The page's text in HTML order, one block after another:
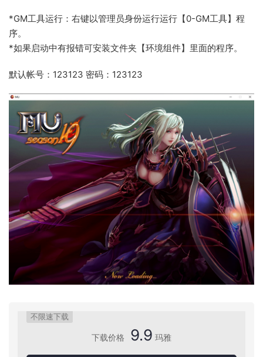
*GM工具运行：右键以管理员身份运行运行【0-GM工具】程
序。
*如果启动中有报错可安装文件夹【环境组件】里面的程序。
默认帐号：123123 密码：123123
不限速下载
下载价格 9.9 玛雅